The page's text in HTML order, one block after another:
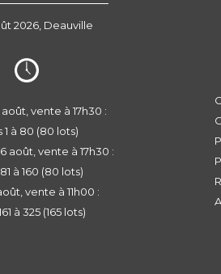
2026, Deauville
vente à 17h30 :
1 à 80 (80 lots)
août, vente à 17h30 :
à 160 (80 lots)
vente à 11h00 :
à 325 (165 lots)